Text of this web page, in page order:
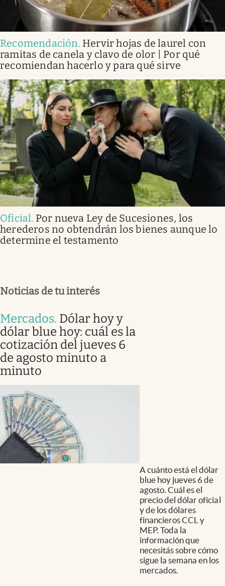
Recomendación. Hervir hojas de laurel con
ramitas de canela y clavo de olor | Por qué
recomiendan hacerlo y para qué sirve
Oficial. Por nueva Ley de Sucesiones, los
herederos no obtendrán los bienes aunque lo
determine el testamento
Noticias de tu interés
Mercados. Dólar hoy y
dólar blue hoy: cuál es la
cotización del jueves 6
de agosto minuto a
minuto
A cuánto está el dólar
blue hoy jueves 6 de
agosto. Cuál es el
precio del dólar oficial
y de los dólares
financieros CCL y
MEP. Toda la
información que
necesitás sobre cómo
sigue la semana en los
mercados.